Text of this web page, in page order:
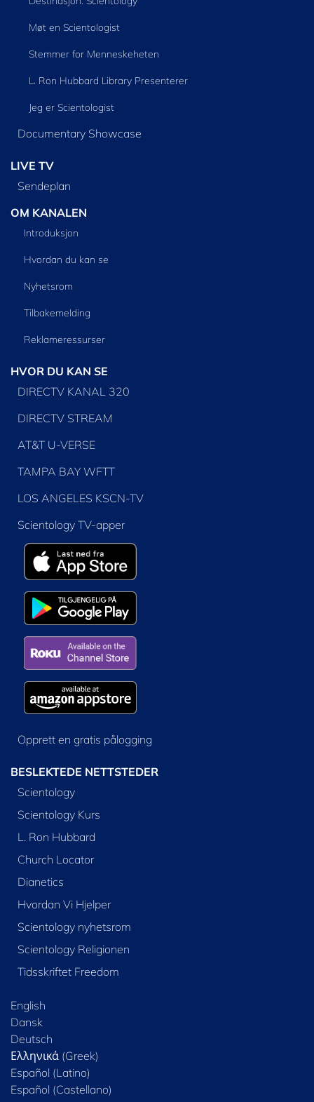
Møt en Scientologist
Stemmer for Menneskeheten
L. Ron Hubbard Library Presenterer
Jeg er Scientologist
Documentary Showcase
LIVE TV
Sendeplan
OM KANALEN
Introduksjon
Hvordan du kan se
Nyhetsrom
Tilbakemelding
Reklameressurser
HVOR DU KAN SE
DIRECTV KANAL 320
DIRECTV STREAM
AT&T U-VERSE
TAMPA BAY WFTT
LOS ANGELES KSCN-TV
Scientology TV-apper
Opprett en gratis pålogging
BESLEKTEDE NETTSTEDER
Scientology
Scientology Kurs
L. Ron Hubbard
Church Locator
Dianetics
Hvordan Vi Hjelper
Scientology nyhetsrom
Scientology Religionen
Tidsskriftet Freedom
English
Dansk
Deutsch
Ελληνικά (Greek)
Español (Latino)
Español (Castellano)